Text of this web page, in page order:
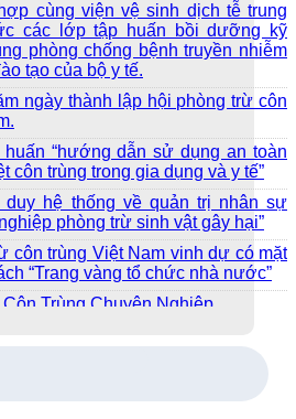
cùng viện vệ sinh dịch tễ trung
các lớp tập huấn bồi dưỡng kỹ
phòng chống bệnh truyền nhiễm
tạo của bộ y tế.
ngày thành lập hội phòng trừ côn
huấn “hướng dẫn sử dụng an toàn
côn trùng trong gia dụng và y tế”
duy hệ thống về quản trị nhân sự
phòng trừ sinh vật gây hại”
côn trùng Việt Nam vinh dự có mặt
“Trang vàng tổ chức nhà nước”
Trùng Chuyên Nghiệp